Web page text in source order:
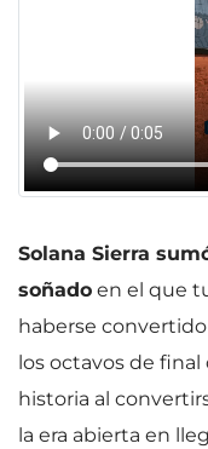
Solana Sierra
soñado en el que
haberse
los octavos de
historia al
la era abierta en